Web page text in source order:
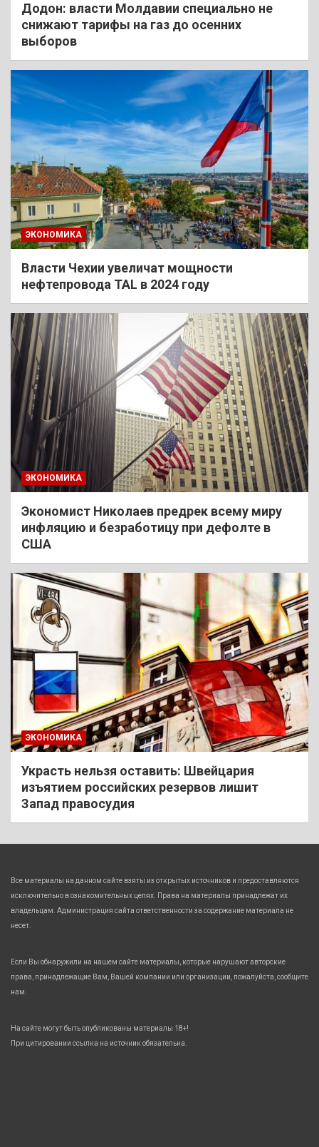
Додон: власти Молдавии специально не
снижают тарифы на газ до осенних
выборов
ЭКОНОМИКА
Власти Чехии увеличат мощности
нефтепровода TAL в 2024 году
ЭКОНОМИКА
Экономист Николаев предрек всему миру
инфляцию и безработицу при дефолте в
США
ЭКОНОМИКА
Украсть нельзя оставить: Швейцария
изъятием российских резервов лишит
Запад правосудия
Все материалы на данном сайте взяты из открытых источников и предоставляются
исключительно в ознакомительных целях. Права на материалы принадлежат их
владельцам. Администрация сайта ответственности за содержание материала не
несет.
Если Вы обнаружили на нашем сайте материалы, которые нарушают авторские
права, принадлежащие Вам, Вашей компании или организации, пожалуйста, сообщите
нам.
На сайте могут быть опубликованы материалы 18+!
При цитировании ссылка на источник обязательна.